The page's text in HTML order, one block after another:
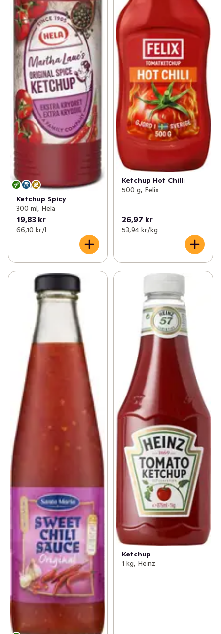
Ketchup Spicy
300 ml, Hela
19,83 kr
66,10 kr /l
Ketchup Hot Chilli
500 g, Felix
26,97 kr
53,94 kr /kg
Ketchup
1 kg, Heinz